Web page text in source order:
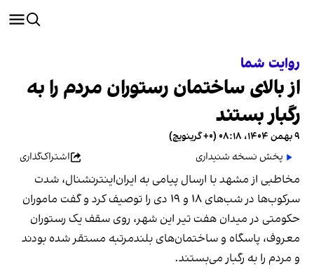
روایت شما
از بالای ساختمان رستوران مردم را به
رگبار بستند
۹ بهمن ۱۴۰۴، ۰۸:۱۸ (‎+۰ گرینویچ)
پخش نسخه شنیداری
اشتراک‌گذاری
مخاطبی از مشهد با ارسال پیامی به ایران‌اینترنشنال، شدت
سرکوب‌ها در شب‌های ۱۸ و ۱۹ دی را توصیف کرد و گفت ماموران
حکومتی در میدان هفت تیر این شهر، روی سقف یک رستوران
معروف، پاسگاه و ساختمان‌های بلندمرتبه مستقر شده بودند
و مردم را به رگبار می‌بستند.